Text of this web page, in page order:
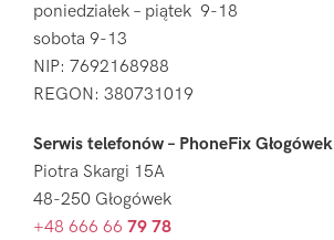
poniedziałek – piątek 9-18
sobota 9-13
NIP: 7692168988
REGON: 380731019
Serwis telefonów – PhoneFix Głogówek
Piotra Skargi 15A
48-250 Głogówek
+48 666 66 79 78